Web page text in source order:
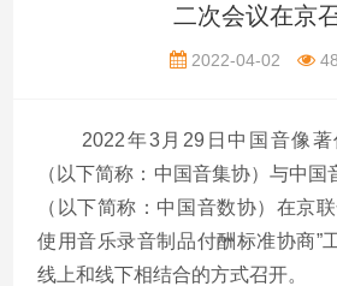
二次会议在京
2022-04-02
2022年3月 29 日中国音像
（以下简称：中国音集协）与中
（以下简称：中国音数协）在京
使用音乐录音制品付酬标准协商”
线上和线下相结合的方式召开。